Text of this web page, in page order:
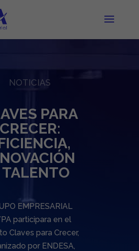
NOTICIAS
PARA
CRECER:
TALENTO
EMPRESARIAL
participara en el
Claves para Crecer,
por ENDESA,